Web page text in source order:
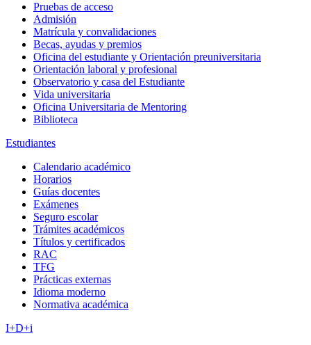
Pruebas de acceso
Admisión
Matrícula y convalidaciones
Becas, ayudas y premios
Oficina del estudiante y Orientación preuniversitaria
Orientación laboral y profesional
Observatorio y casa del Estudiante
Vida universitaria
Oficina Universitaria de Mentoring
Biblioteca
Estudiantes
Calendario académico
Horarios
Guías docentes
Exámenes
Seguro escolar
Trámites académicos
Títulos y certificados
RAC
TFG
Prácticas externas
Idioma moderno
Normativa académica
I+D+i